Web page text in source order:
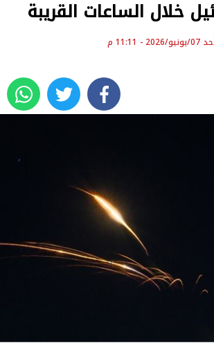
خلال الساعات القريبة
2026 - 11:11 م